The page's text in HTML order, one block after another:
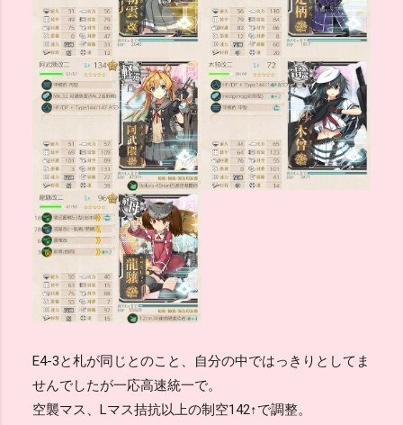
E4-3と札が同じとのこと、自分の中ではっきりとしてま
せんでしたが一応高速統一で。
空襲マス、Lマス拮抗以上の制空142↑で調整。